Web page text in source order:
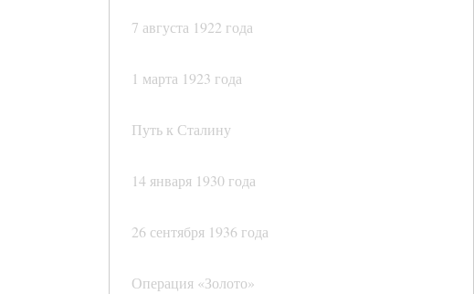
7 августа 1922 года
1 марта 1923 года
Путь к Сталину
14 января 1930 года
26 сентября 1936 года
Операция «Золото»